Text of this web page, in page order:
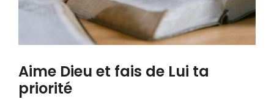
Aime Dieu et fais de Lui ta
priorité